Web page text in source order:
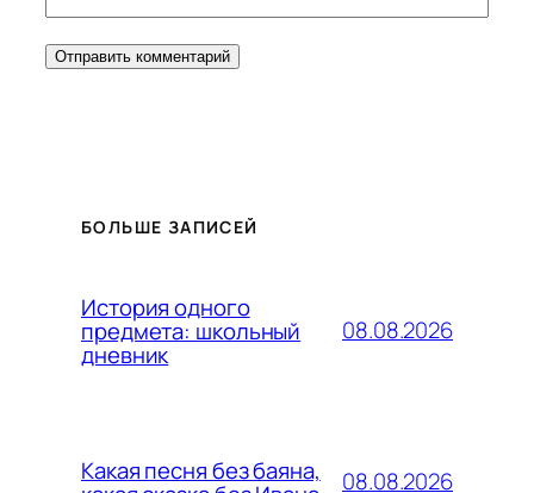
БОЛЬШЕ ЗАПИСЕЙ
История одного
предмета: школьный
дневник
08.08.2026
Какая песня без баяна, 08.08.2026